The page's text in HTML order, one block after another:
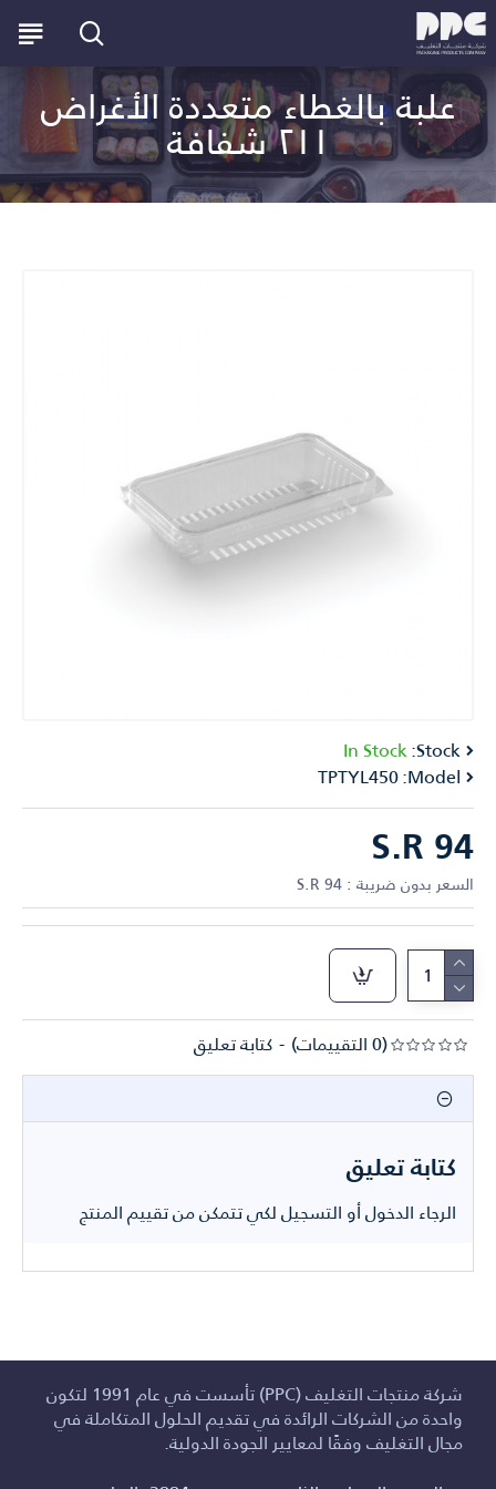
علبة بالغطاء متعددة الأغراض
٢١١ شفافة
Stock:
In Stock
Model:
TPTYL450
(0 التقييمات) - كتابة تعليق
S.R 94
السعر بدون ضريبة : S.R 94
كتابة تعليق
الرجاء الدخولأو التسجيل لكي تتمكن من تقييم المنتج
شركة منتجات التغليف (PPC) تأسست في عام 1991 لتكون
واحدة من الشركات الرائدة في تقديم الحلول المتكاملة في
مجال التغليف وفقًا لمعايير الجودة الدولية.